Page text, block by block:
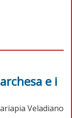
e i
Veladiano